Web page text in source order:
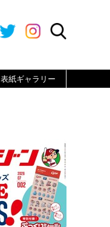
表紙ギャラリー